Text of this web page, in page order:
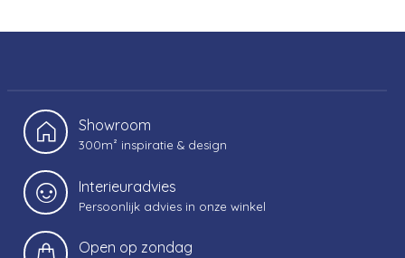
Showroom
300m² inspiratie & design
Interieuradvies
Persoonlijk advies in onze winkel
Open op zondag